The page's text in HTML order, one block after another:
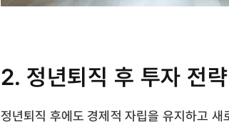
2. 정년퇴직 후 투자 전략
정년퇴직 후에도 경제적 자립을 유지하고